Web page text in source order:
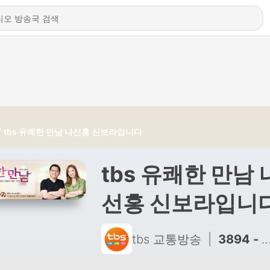
tbs 유쾌한 만남 나선홍 신보라입니다
tbs 유쾌한 만남
선홍 신보라입니
tbs 교통방송 3894 - 11.16(금) 4부 [별난 차트! 노래 한곡 추가열~] (G.추가열)